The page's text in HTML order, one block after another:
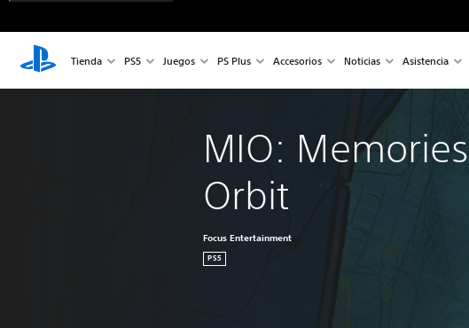
Tienda PS5 Juegos PS Plus Accesorios Noticias Asistencia
MIO:
Orbit
Focus Entertainment
PS5